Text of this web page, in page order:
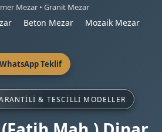
Mezar • Granit Mezar
Beton Mezar
Mozaik Mezar
Teklif
& TESCILLI MODELLER